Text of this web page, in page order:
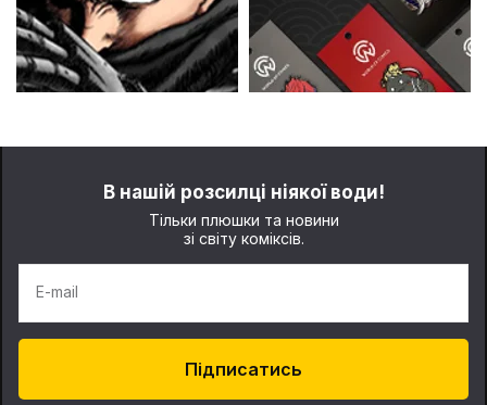
В нашій розсилці ніякої води!
Тільки плюшки та новини
зі світу коміксів.
E-mail
Підписатись